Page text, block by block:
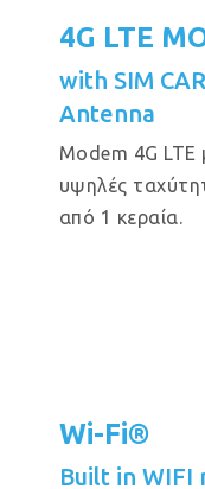
4G LTE
with SIM
Antenna
Modem 4G LTE
υψηλές
από 1 κεραία.
Wi-Fi®
Built in WIFI